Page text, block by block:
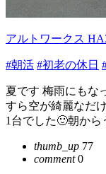
アルトワークス
#朝活 #初老の休日
夏です 梅雨にもな
すら空が綺麗なだ
1台でした🙂朝から
thumb_up 77
comment0